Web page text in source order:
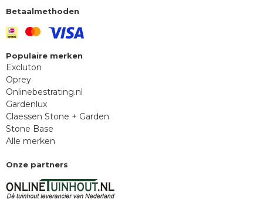
Betaalmethoden
Populaire merken
Excluton
Oprey
Onlinebestrating.nl
Gardenlux
Claessen Stone + Garden
Stone Base
Alle merken
Onze partners